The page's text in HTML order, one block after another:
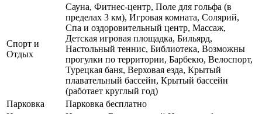
Спорт и
Отдых
Сауна, Фитнес-центр, Поле для гольфа (в
пределах 3 км), Игровая комната, Солярий,
Спа и оздоровительный центр, Массаж,
Детская игровая площадка, Бильярд,
Настольный теннис, Библиотека, Возможны
прогулки по территории, Барбекю, Велоспорт,
Турецкая баня, Верховая езда, Крытый
плавательный бассейн, Крытый бассейн
(работает круглый год)
Парковка
Парковка бесплатно